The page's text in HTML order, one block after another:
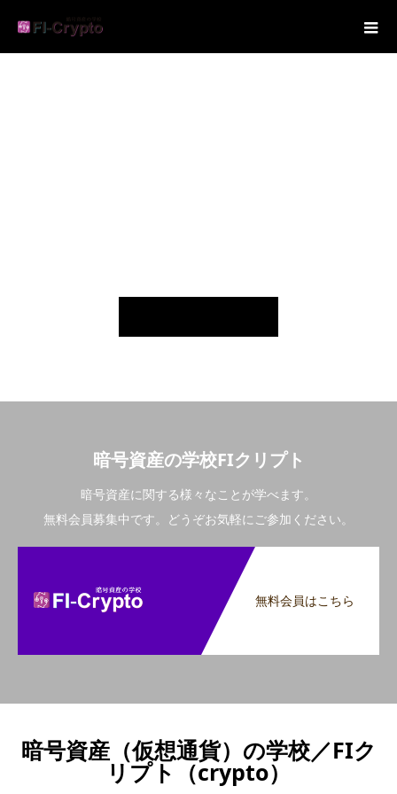
暗号資産の学校FIクリプト
暗号資産に関する様々なことが学べます。
無料会員募集中です。どうぞお気軽にご参加ください。
無料会員はこちら
暗号資産（仮想通貨）の学校／FIク
リプト（crypto）